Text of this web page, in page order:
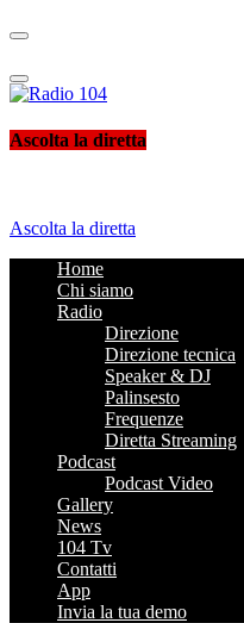
Radio 104
Like It !
Ascolta la diretta
Ascolta la diretta
Home
Chi siamo
Radio
Direzione
Direzione tecnica
Speaker & DJ
Palinsesto
Frequenze
Diretta Streaming
Podcast
Podcast Video
Gallery
News
104 Tv
Contatti
App
Invia la tua demo